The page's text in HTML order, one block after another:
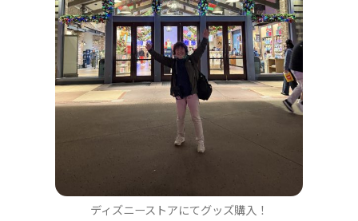
ディズニーストアにてグッズ購入！